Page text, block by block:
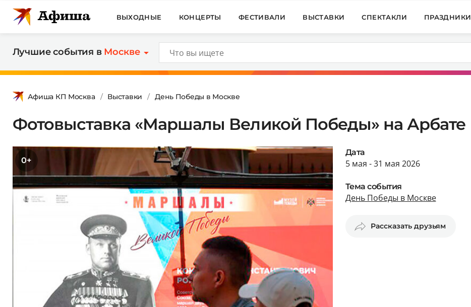
ВЫХОДНЫЕ КОНЦЕРТЫ ФЕСТИВАЛИ ВЫСТАВКИ СПЕКТАКЛИ ПРАЗДНИКИ
Лучшие события в Москве
Афиша КП Москва Выставки День Победы в Москве
Фотовыставка «Маршалы Великой Победы» на Арбате
0+
Дата
5 мая - 31 мая 2026
Тема события
День Победы в Москве
Рассказать друзьям